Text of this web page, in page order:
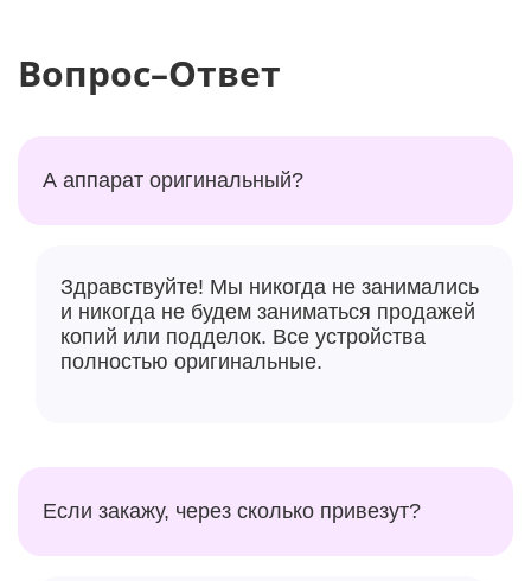
Вопрос–Ответ
А аппарат оригинальный?
Здравствуйте! Мы никогда не занимались
и никогда не будем заниматься продажей
копий или подделок. Все устройства
полностью оригинальные.
Если закажу, через сколько привезут?